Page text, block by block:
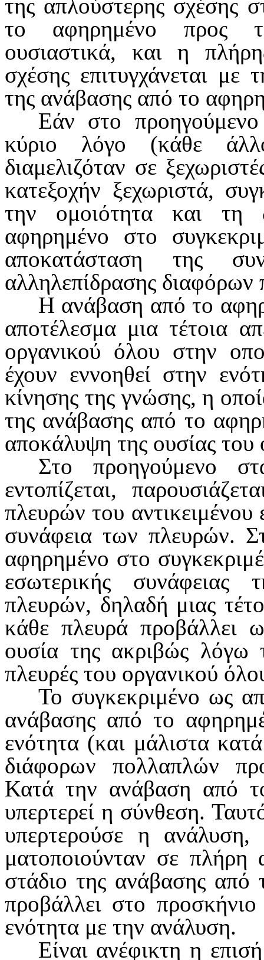
της απλούστερης σχέσης
το αφηρημένο προς το
ουσιαστικά, και η
σχέσης επιτυγχάνεται με
της ανάβασης από το
Εάν στο
κύριο λόγο (κάθε
διαμελιζόταν σε
κατεξοχήν ξεχωριστά,
την ομοι­ότητα και
αφηρημένο στο
αποκα­τάσταση της
αλληλεπίδρασης
Η ανάβαση από το
αποτέλε­σμα μια τέτοια
οργανικού όλου στην
έχουν εννοηθεί στην
κίνησης της γνώσης, η
της ανάβασης από το
αποκάλυψη της ουσίας του
Στο προηγούμενο
εντοπίζεται,
πλευρών του
συνάφεια των πλευρών.
αφη­ρημένο στο
εσωτερικής συνάφειας
πλευρών, δηλαδή μιας
κάθε πλευρά προβάλλει
ουσία της ακριβώς λόγω
πλευρές του οργανι­κού
Το συγκεκριμένο ως
ανάβα­σης από το
ενότητα (και μάλιστα
διάφορων πολλαπλών
Κατά την ανάβαση από
υπερτερεί η σύνθεση.
υπερτερούσε η
ματοποιούνταν σε
στάδιο της ανάβασης από
προβάλλει στο
ενότητα με την ανάλυση.
Είναι ανέφικτη η